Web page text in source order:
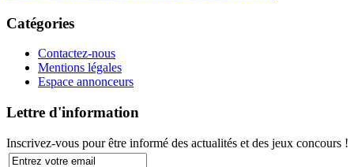
Catégories
Contactez-nous
Mentions légales
Espace annonceurs
Lettre d'information
Inscrivez-vous pour être informé des actualités et des jeux concours !